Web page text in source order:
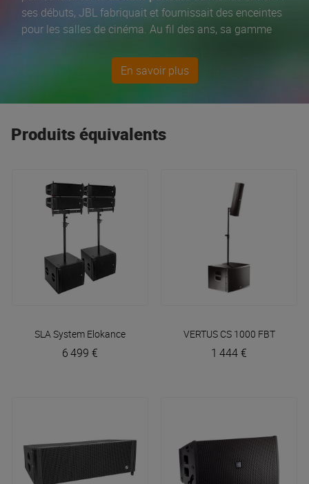
ses débuts, JBL fabriquait et fournissait des enceintes
pour les salles de cinéma. Au fil des ans, sa gamme
enceintes de monitoring de studioet aux
utilisés sur scène et en studio. Avec sa célèbre
la série haut de gammePRX, JBL reste
incontestablement une des meilleures firme
En savoir plus
Produits équivalents
SLA System Elokance
6 499 €
VERTUS CS 1000 FBT
1 444 €